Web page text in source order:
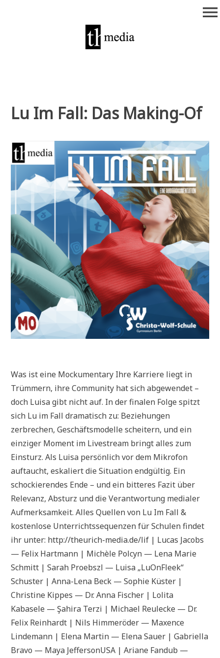
menu
Lu Im Fall: Das Making-Of
Was ist eine Mockumentary Ihre Karriere liegt in
Trümmern, ihre Community hat sich abgewendet –
doch Luisa gibt nicht auf. In der finalen Folge spitzt
sich Lu im Fall dramatisch zu: Beziehungen
zerbrechen, Geschäftsmodelle scheitern, und ein
einziger Moment im Livestream bringt alles zum
Einsturz. Als Luisa persönlich vor dem Mikrofon
auftaucht, eskaliert die Situation endgültig. Ein
schockierendes Ende – und ein bitteres Fazit über
Relevanz, Absturz und die Verantwortung medialer
Aufmerksamkeit. Alles Quellen von Lu Im Fall &
kostenlose Unterrichtssequenzen für Schulen findet
ihr unter: http://theurich-media.de/lif | Lucas Jacobs
— Felix Hartmann | Michèle Polcyn — Lena Marie
Schmitt | Sarah Proebszl — Luisa „LuOnFleek“
Schuster | Anna-Lena Beck — Sophie Küster |
Christine Kippes — Dr. Anna Fischer | Lolita
Kabasele — Şahira Terzi | Michael Reulecke — Dr.
Felix Reinhardt | Nils Himmeröder — Maxence
Lindemann | Elena Martin — Elena Sauer | Gabriella
Bravo — Maya JeffersonUSA | Ariane Fandub —